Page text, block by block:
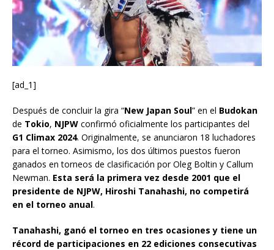
[ad_1]
Después de concluir la gira “New Japan Soul” en el Budokan
de Tokio, NJPW confirmó oficialmente los participantes del
G1 Climax 2024. Originalmente, se anunciaron 18 luchadores
para el torneo. Asimismo, los dos últimos puestos fueron
ganados en torneos de clasificación por Oleg Boltin y Callum
Newman. Esta será la primera vez desde 2001 que el
presidente de NJPW, Hiroshi Tanahashi, no competirá
en el torneo anual.
Tanahashi, ganó el torneo en tres ocasiones y tiene un
récord de participaciones en 22 ediciones consecutivas